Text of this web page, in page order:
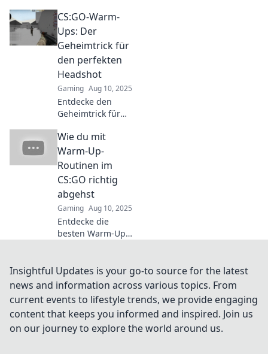
Routinen für
CS:GO-Spieler!
Verpasse nicht die
besten Tipps, um
deine Skills auf
das nächste Level
zu heben!
CS:GO-Warm-
Ups: Der
Geheimtrick für
den perfekten
Headshot
Gaming Aug 10, 2025
Entdecke den
Geheimtrick für
Headshots in
CS:GO! Hole dir die
besten Warm-up-
Tipps und
dominiere deine
Gegner!
Wie du mit
Warm-Up-
Routinen im
CS:GO richtig
abgehst
Gaming Aug 10, 2025
Entdecke die
besten Warm-Up-
verbessere dein
Spiel! Werde zum
Profi und
dominiert die
Wettbewerbe!
Insightful Updates is your go-to source for the latest
news and information across various topics. From
current events to lifestyle trends, we provide engaging
content that keeps you informed and inspired. Join us
on our journey to explore the world around us.